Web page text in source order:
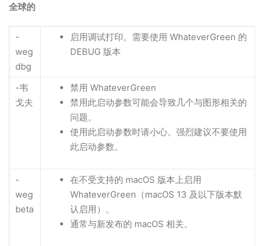
全球的
-
weg
dbg
启用调试打印。需要使用 WhateverGreen 的
DEBUG 版本
-韦
戈夫
禁用 WhateverGreen
禁用此启动参数可能会导致几个与图形相关的
问题。
使用此启动参数时请小心。强烈建议不要使用
此启动参数。
-
weg
beta
在不受支持的 macOS 版本上启用
WhateverGreen（macOS 13 及以下版本默
认启用）。
通常与新发布的 macOS 相关。